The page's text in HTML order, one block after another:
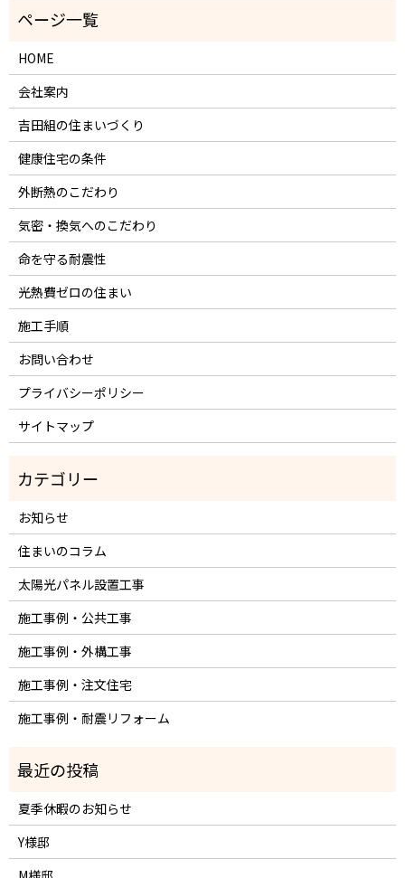
HOME
会社案内
吉田組の住まいづくり
健康住宅の条件
外断熱のこだわり
気密・換気へのこだわり
命を守る耐震性
光熱費ゼロの住まい
施工手順
お問い合わせ
プライバシーポリシー
サイトマップ
お知らせ
住まいのコラム
太陽光パネル設置工事
施工事例・公共工事
施工事例・外構工事
施工事例・注文住宅
施工事例・耐震リフォーム
夏季休暇のお知らせ
Y様邸